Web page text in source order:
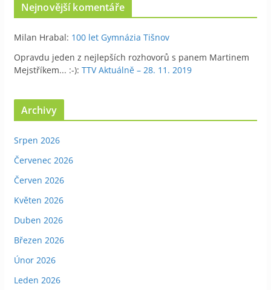
Nejnovější komentáře
Milan Hrabal: 100 let Gymnázia Tišnov
Opravdu jeden z nejlepších rozhovorů s panem Martinem
Mejstříkem... :-): TTV Aktuálně – 28. 11. 2019
Archivy
Srpen 2026
Červenec 2026
Červen 2026
Květen 2026
Duben 2026
Březen 2026
Únor 2026
Leden 2026